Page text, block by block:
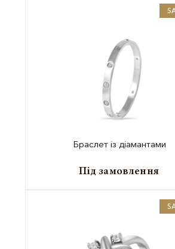
Браслет із діамантами
Під замовлення